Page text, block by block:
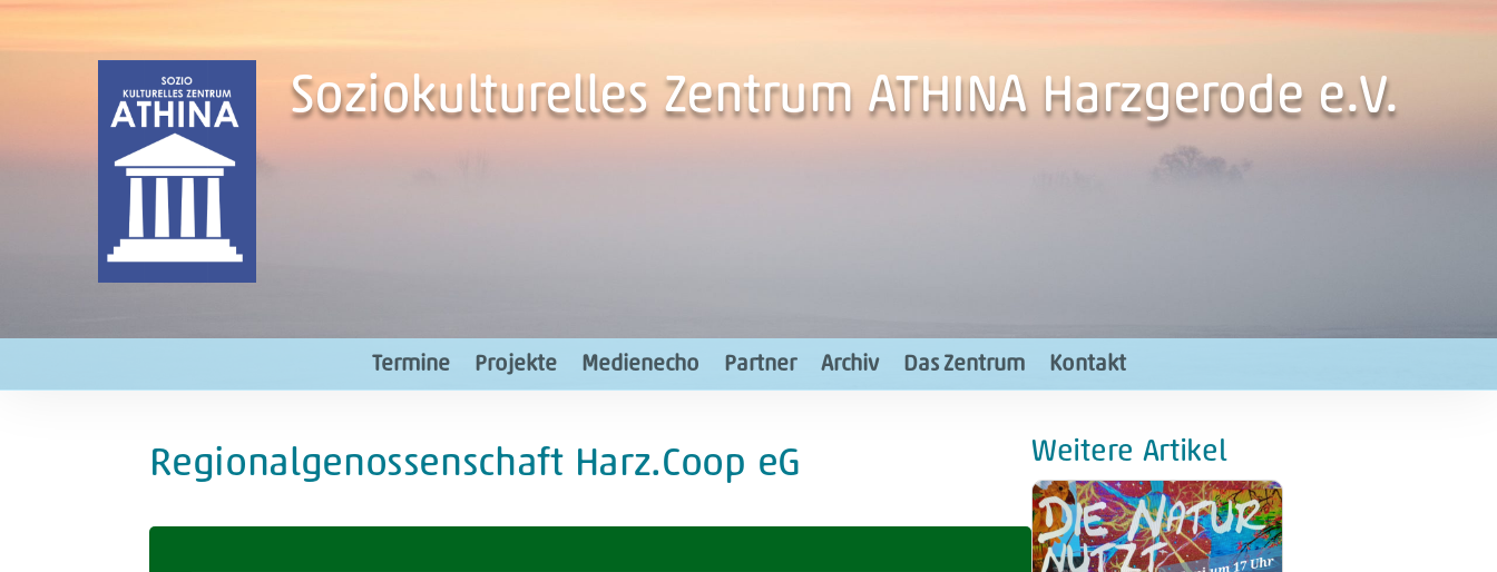
Soziokulturelles Zentrum ATHINA Harzgerode e.V.
Termine Projekte Medienecho Partner Archiv Das Zentrum Kontakt
Regionalgenossenschaft Harz.Coop eG Weitere Artikel